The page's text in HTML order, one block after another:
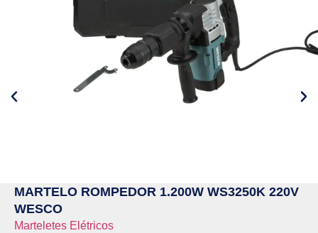
MARTELO ROMPEDOR 1.200W WS3250K 220V
WESCO
Marteletes Elétricos